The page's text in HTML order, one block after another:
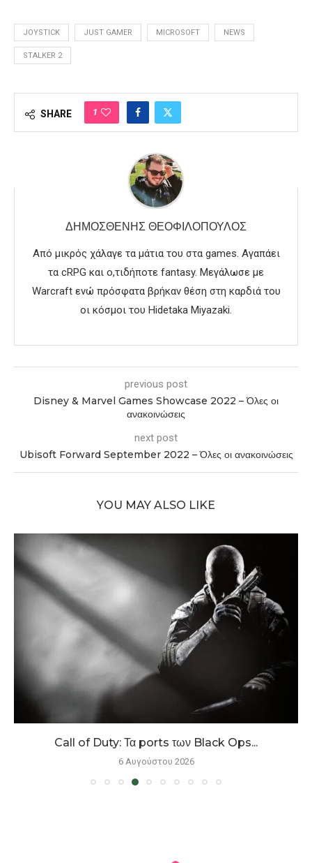
JOYSTICK JUST GAMER MICROSOFT NEWS
STALKER 2
SHARE 1
ΔΗΜΟΣΘΈΝΗΣ ΘΕΟΦΙΛΌΠΟΥΛΟΣ
Από μικρός χάλαγε τα μάτια του στα games. Αγαπάει
τα cRPG και ο,τιδήποτε fantasy. Μεγάλωσε με
Warcraft ενώ πρόσφατα βρήκαν θέση στη καρδιά του
οι κόσμοι του Hidetaka Miyazaki.
previous post
Disney & Marvel Games Showcase 2022 – Όλες οι
ανακοινώσεις
next post
Ubisoft Forward September 2022 – Όλες οι ανακοινώσεις
YOU MAY ALSO LIKE
Call of Duty: Τα ports των Black Ops...
6 Αυγούστου 2026